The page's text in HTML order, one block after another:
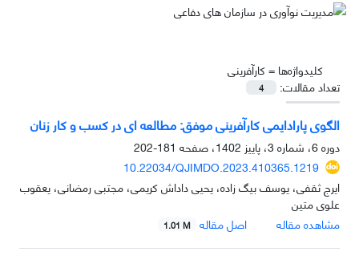
کلیدواژه‌ها =کارآفرینی
تعداد مقالات:
4
الگوی پارادایمی کارآفرینی موفق: مطالعه ای در کسب و کار زنان
دوره 6، شماره 3، پاییز 1402، صفحه
181-202
10.22034/QJIMDO.2023.410365.1219
ایرج ثقفی، یوسف بیگ زاده، یحیی داداش کریمی، مجتبی رمضانی، یعقوب
علوی متین
مشاهده مقاله
اصل مقاله 1.01 M